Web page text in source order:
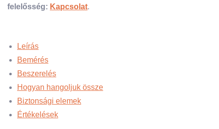
felelősség: Kapcsolat.
Leírás
Bemérés
Beszerelés
Hogyan hangoljuk össze
Biztonsági elemek
Értékelések